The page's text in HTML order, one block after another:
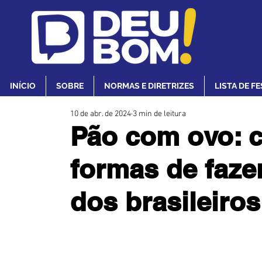
INÍCIO SOBRE NORMAS E DIRETRIZES LISTA DE
Pão com ovo:
formas de
dos brasileiros
10 de abr. de 2024 3 min de leitura